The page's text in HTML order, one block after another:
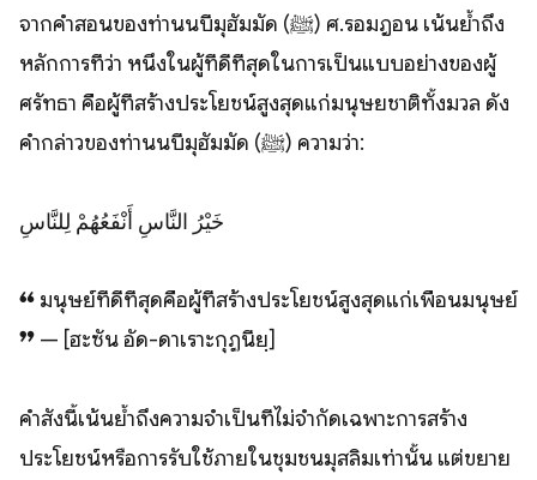
จากคำสอนของท่านนบีมุฮัมมัด (ﷺ) ศ.รอมฎอน เน้นย้ำถึง
หลักการที่ว่า หนึ่งในผู้ที่ดีที่สุดในการเป็นแบบอย่างของผู้
ศรัทธา คือผู้ที่สร้างประโยชน์สูงสุดแก่มนุษยชาติทั้งมวล ดัง
คำกล่าวของท่านนบีมุฮัมมัด (ﷺ) ความว่า:
خَيْرُ النَّاسِ أَنْفَعُهُمْ لِلنَّاسِ
❝ มนุษย์ที่ดีที่สุดคือผู้ที่สร้างประโยชน์สูงสุดแก่เพื่อนมนุษย์
❞ — [ฮะซัน อัด-ดาเราะกุฏนียฺ]
คำสั่งนี้เน้นย้ำถึงความจำเป็นที่ไม่จำกัดเฉพาะการสร้าง
ประโยชน์หรือการรับใช้ภายในชุมชนมุสลิมเท่านั้น แต่ขยาย